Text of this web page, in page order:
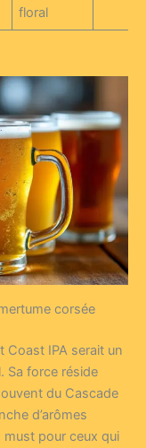
floral
corsée
Coast IPA serait un
Sa force réside
du Cascade
d’arômes
must pour ceux qui